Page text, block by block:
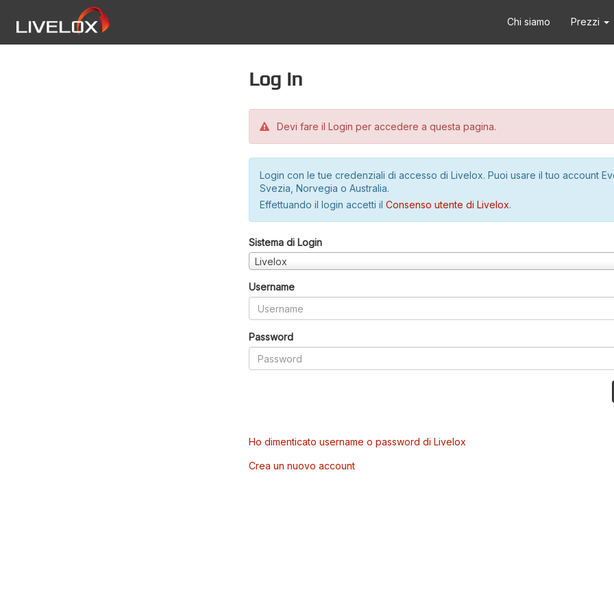
Chi siamo Prezzi
Log in
Devi fare il Login per accedere a questa pagina.
Login con le tue credenziali di accesso di Livelox. Puoi usare il tuo account
Svezia, Norvegia o Australia.
Effettuando il login accetti il Consenso utente di Livelox.
Sistema di Login
Livelox
Username
Password
Ho dimenticato username o password di Livelox
Crea un nuovo account